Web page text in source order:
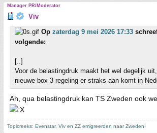
Manager PR/Moderator
Viv
Op zaterdag 9 mei 2026 17:33
volgende:
[..]
Voor de belastingdruk maakt het wel degelijk
nieuwe box 3 regeling er straks aan komt in
Ah, qua belastingdruk kan TS Zweden ook
Topicreeks: Evenstar, Viv en ZZ emigreerden naar Zweden!